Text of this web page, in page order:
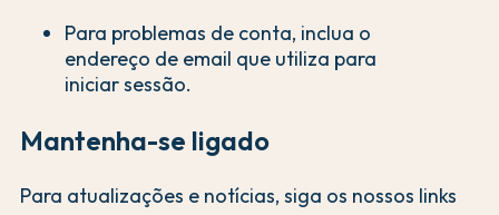
Para problemas de conta, inclua o
endereço de email que utiliza para
iniciar sessão.
Mantenha-se ligado
Para atualizações e notícias, siga os nossos links